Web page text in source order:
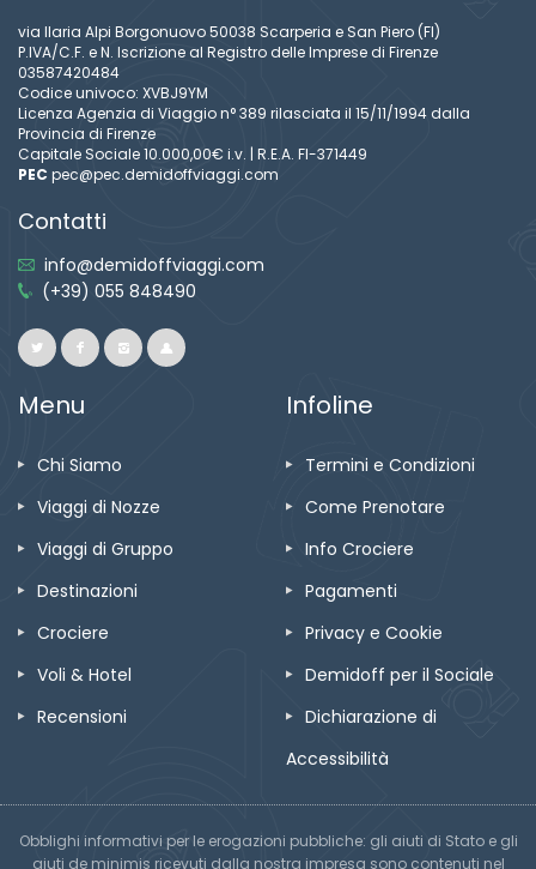
via Ilaria Alpi Borgonuovo 50038 Scarperia e San Piero (FI)
P.IVA/C.F. e N. Iscrizione al Registro delle Imprese di Firenze
03587420484
Codice univoco: XVBJ9YM
Licenza Agenzia di Viaggio n° 389 rilasciata il 15/11/1994 dalla
Provincia di Firenze
Capitale Sociale 10.000,00€ i.v. | R.E.A. FI-371449
PEC pec@pec.demidoffviaggi.com
Contatti
info@demidoffviaggi.com
(+39) 055 848490
Menu
Chi Siamo
Viaggi di Nozze
Viaggi di Gruppo
Destinazioni
Crociere
Voli & Hotel
Recensioni
Infoline
Termini e Condizioni
Come Prenotare
Info Crociere
Pagamenti
Privacy e Cookie
Demidoff per il Sociale
Dichiarazione di
Accessibilità
Obblighi informativi per le erogazioni pubbliche: gli aiuti di Stato e gli
aiuti de minimis ricevuti dalla nostra impresa sono contenuti nel